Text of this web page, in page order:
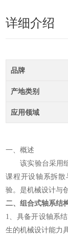
详细介绍
品牌
产地类别
应用领域
一、概述
该实验台采用
课程开设轴系拆
验。是机械设计与
二、组合式轴系结
1、具备开设轴系
生的机械设计能力